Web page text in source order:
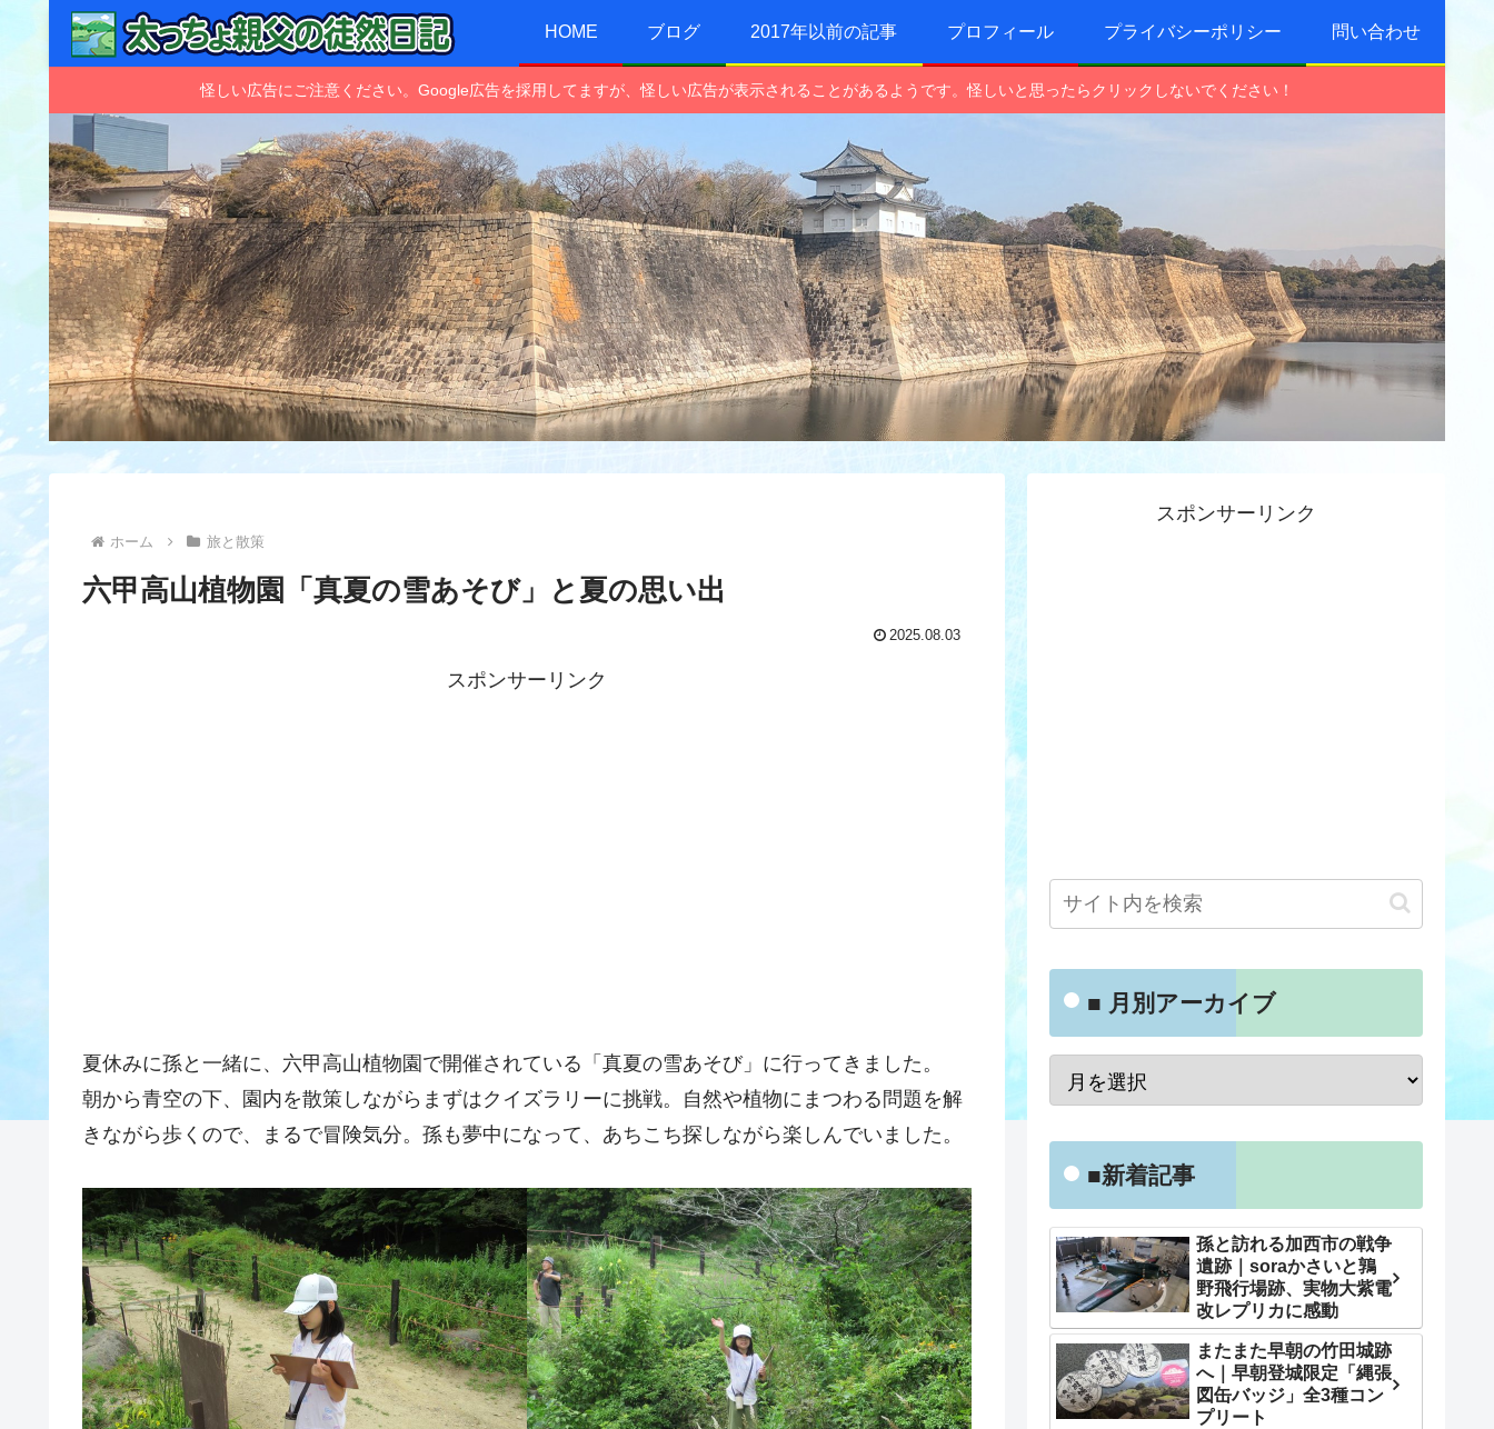
HOME ブログ 2017年以前の記事 プロフィール プライバシーポリシー 問い合わせ
怪しい広告にご注意ください。Google広告を採用してますが、怪しい広告が表示されることがあるようです。怪しいと思ったらクリックしないでください！
ホーム 旅と散策
六甲高山植物園「真夏の雪あそび」と夏の思い出
2025.08.03
スポンサーリンク
夏休みに孫と一緒に、六甲高山植物園で開催されている「真夏の雪あそび」に行ってきました。
朝から青空の下、園内を散策しながらまずはクイズラリーに挑戦。自然や植物にまつわる問題を解
きながら歩くので、まるで冒険気分。孫も夢中になって、あちこち探しながら楽しんでいました。
スポンサーリンク
■ 月別アーカイブ
■新着記事
孫と訪れる加西市の戦争
遺跡｜soraかさいと鶉
野飛行場跡、実物大紫電
改レプリカに感動
またまた早朝の竹田城跡
へ｜早朝登城限定「縄張
図缶バッジ」全3種コン
プリート